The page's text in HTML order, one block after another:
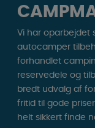
Vi har oparbejdet
autocamper
forhandlet
reservedele og
bredt udvalg af
fritid til gode
helt sikkert finde